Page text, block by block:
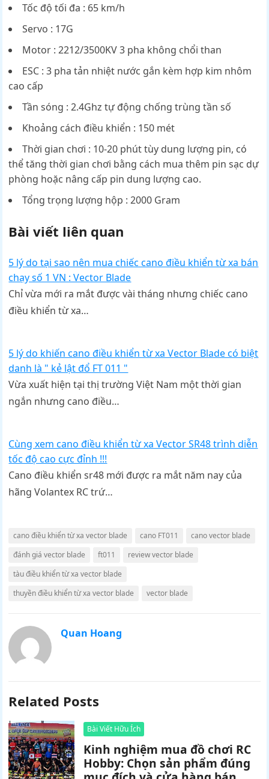
Tốc độ tối đa : 65 km/h
Servo : 17G
Motor : 2212/3500KV 3 pha không chổi than
ESC : 3 pha tản nhiệt nước gắn kèm hợp kim nhôm
cao cấp
Tần sóng : 2.4Ghz tự động chống trùng tần số
Khoảng cách điều khiển : 150 mét
Thời gian chơi : 10-20 phút tùy dung lượng pin, có
thể tăng thời gian chơi bằng cách mua thêm pin sạc dự
phòng hoặc nâng cấp pin dung lượng cao.
Tổng trọng lượng hộp : 2000 Gram
Bài viết liên quan
5 lý do tại sao nên mua chiếc cano điều khiển từ xa bán
chạy số 1 VN : Vector Blade
Chỉ vừa mới ra mắt được vài tháng nhưng chiếc cano
điều khiển từ xa…
5 lý do khiến cano điều khiển từ xa Vector Blade có biệt
danh là " kẻ lật đổ FT 011 "
Vừa xuất hiện tại thị trường Việt Nam một thời gian
ngắn nhưng cano điều…
Cùng xem cano điều khiển từ xa Vector SR48 trình diễn
tốc độ cao cực đỉnh !!!
Cano điều khiển sr48 mới được ra mắt năm nay của
hãng Volantex RC trứ…
cano điều khiển từ xa vector blade cano FT011
cano vector blade
đánh giá vector blade
ft011
review vector blade
tàu điều khiển từ xa vector blade
thuyền điều khiển từ xa vector blade
vector blade
Quan Hoang
Related Posts
Bài Viết Hữu Ích
Kinh nghiệm mua đồ chơi RC
Hobby: Chọn sản phẩm đúng